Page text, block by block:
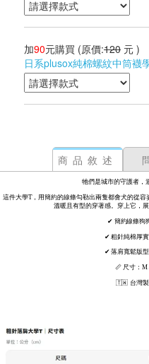
加90元購買 (原價:120 元 )
日系plusox純棉螺紋中筒襪
商品敘述